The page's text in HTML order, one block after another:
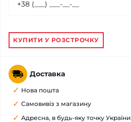
КУПИТИ У РОЗСТРОЧКУ
Доставка
Нова пошта
Самовивіз з магазину
Адресна, в будь-яку точку України